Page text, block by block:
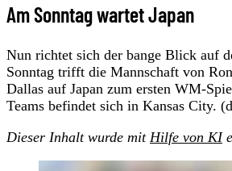
Am Sonntag wartet Japan
Nun richtet sich der bange Blick auf
Sonntag trifft die Mannschaft von
Dallas auf Japan zum ersten WM-
Teams befindet sich in Kansas City.
Dieser Inhalt wurde mit Hilfe von KI